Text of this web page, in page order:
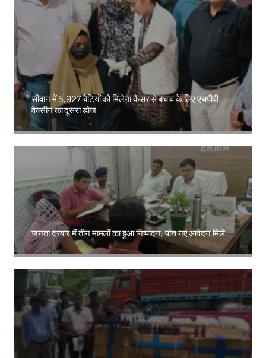
सीवान में 5,927 बेटियों को मिलेगा कैंसर से बचाव के लिए एचपीवी
वैक्सीन का दूसरा डोज
Amit Lekh
जनता दरबार में तीन मामलों का हुआ निष्पादन, पांच नए आवेदन मिले
Amit Lekh